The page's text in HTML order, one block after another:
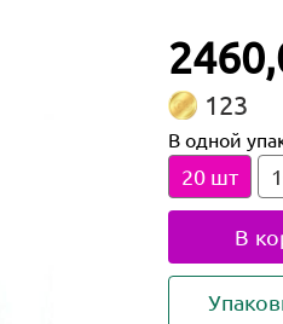
123
В одной
20 шт
В